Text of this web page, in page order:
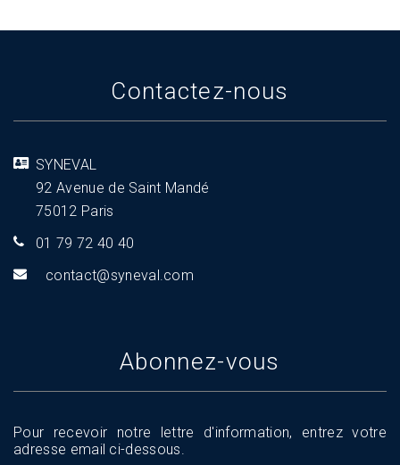
Contactez-nous
SYNEVAL
92 Avenue de Saint Mandé
75012 Paris
01 79 72 40 40
moc.l
aveny
s@tca
tnoc
Abonnez-vous
Pour recevoir notre lettre d'information, entrez votre
adresse email ci-dessous.